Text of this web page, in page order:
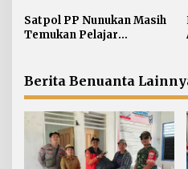
o
untuk 460 KK Terdampak
Satpol PP Nunukan Masih
Temukan Pelajar
Berita Benuanta